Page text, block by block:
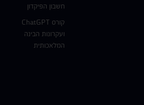
חשבון הפיקדון
קורס ChatGPT
ועקרונות הבינה
המלאכותית